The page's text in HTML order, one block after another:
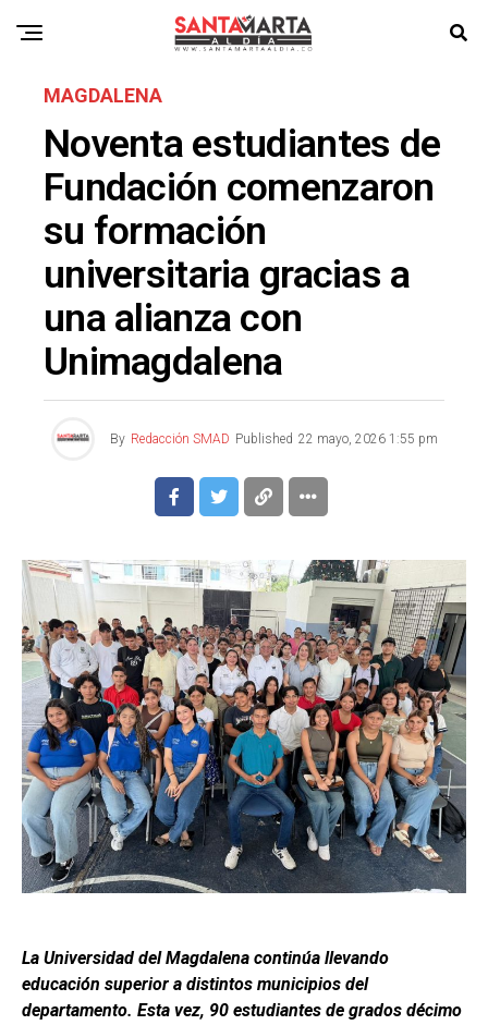
MAGDALENA
Noventa estudiantes de
Fundación comenzaron
su formación
universitaria gracias a
una alianza con
Unimagdalena
By Redacción SMAD Published 22 mayo, 2026 1:55 pm
La Universidad del Magdalena continúa llevando
educación superior a distintos municipios del
departamento. Esta vez, 90 estudiantes de grados décimo